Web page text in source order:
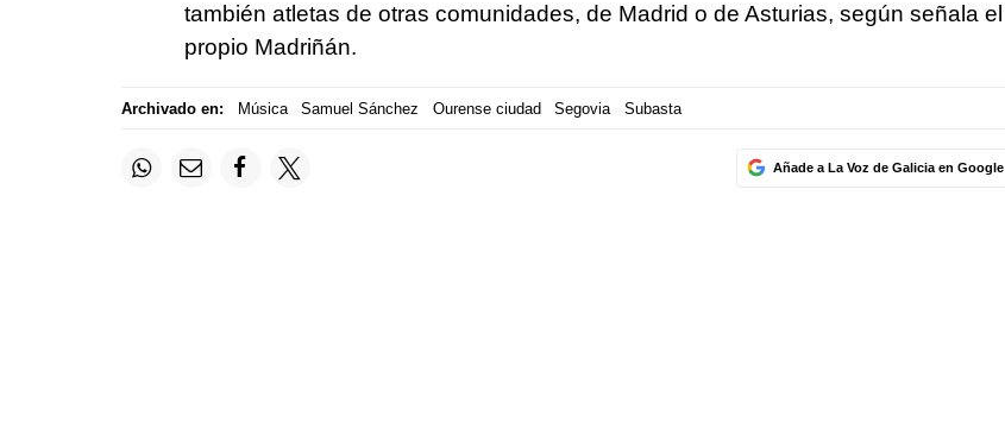
también atletas de otras comunidades, de Madrid o de Asturias, según señala el
propio Madriñán.
Archivado en: Música Samuel Sánchez Ourense ciudad Segovia Subasta
Añade a La Voz de Galicia en Google